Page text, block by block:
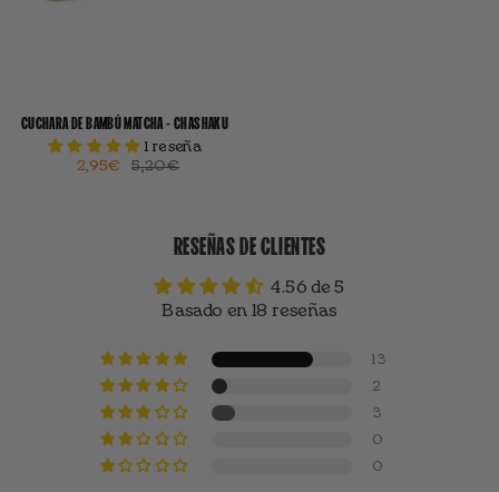
CUCHARA DE BAMBÚ MATCHA - CHASHAKU
1 reseña
2,95€
5,20€
RESEÑAS DE CLIENTES
4.56 de 5
Basado en 18 reseñas
13
2
3
0
0